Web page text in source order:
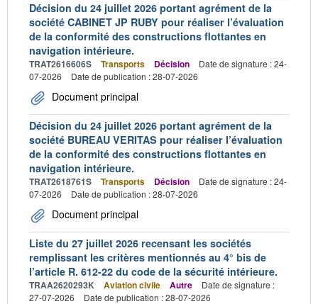
Décision du 24 juillet 2026 portant agrément de la
société CABINET JP RUBY pour réaliser l’évaluation
de la conformité des constructions flottantes en
navigation intérieure.
TRAT2616606S Transports Décision
Date de signature : 24-
07-2026
Date de publication : 28-07-2026
Document principal
Décision du 24 juillet 2026 portant agrément de la
société BUREAU VERITAS pour réaliser l’évaluation
de la conformité des constructions flottantes en
navigation intérieure.
TRAT2618761S Transports Décision
Date de signature : 24-
07-2026
Date de publication : 28-07-2026
Document principal
Liste du 27 juillet 2026 recensant les sociétés
remplissant les critères mentionnés au 4° bis de
l’article R. 612-22 du code de la sécurité intérieure.
TRAA2620293K Aviation civile Autre
Date de signature :
27-07-2026
Date de publication : 28-07-2026